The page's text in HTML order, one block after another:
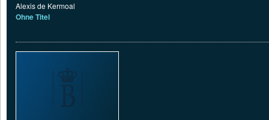
Alexis de Kermoal
Ohne Titel